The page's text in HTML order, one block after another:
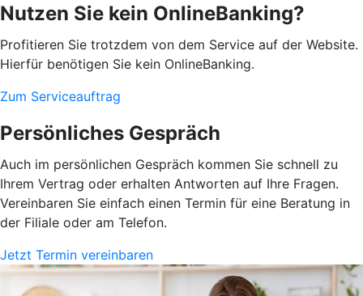
Nutzen Sie kein OnlineBanking?
Profitieren Sie trotzdem von dem Service auf der Website.
Hierfür benötigen Sie kein OnlineBanking.
Zum Serviceauftrag
Persönliches Gespräch
Auch im persönlichen Gespräch kommen Sie schnell zu
Ihrem Vertrag oder erhalten Antworten auf Ihre Fragen.
Vereinbaren Sie einfach einen Termin für eine Beratung in
der Filiale oder am Telefon.
Jetzt Termin vereinbaren